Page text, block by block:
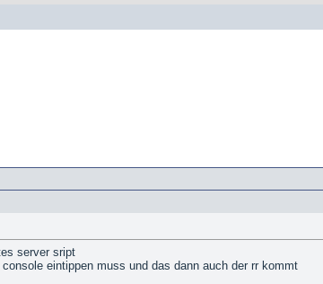
server sript
eintippen muss und das dann auch der rr kommt